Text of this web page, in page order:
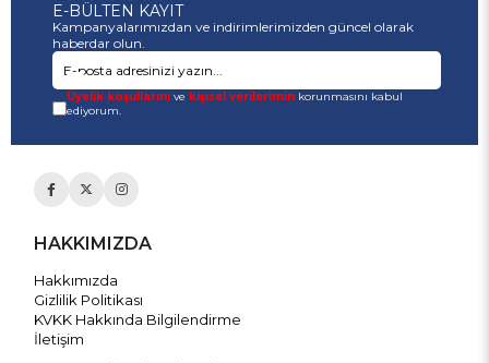
E-BÜLTEN KAYIT
Kampanyalarımızdan ve indirimlerimizden güncel olarak
haberdar olun.
Üyelik koşullarınıve kişisel verileriminkorunmasını kabul
ediyorum.
HAKKIMIZDA
Hakkımızda
Gizlilik Politikası
KVKK Hakkında Bilgilendirme
İletişim